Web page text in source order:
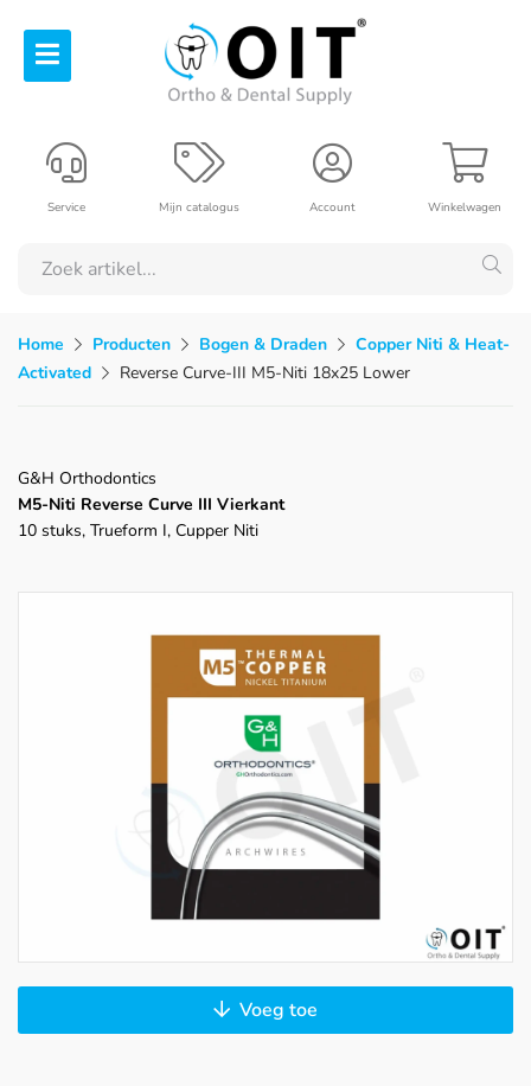
Winkelwagen
Account
Mijn catalogus
Service
Home Producten Bogen & Draden
Copper Niti & Heat-
Activated
Reverse Curve-III M5-Niti 18x25 Lower
G&H Orthodontics
M5-Niti Reverse Curve III Vierkant
10 stuks, Trueform I, Cupper Niti
Voeg toe